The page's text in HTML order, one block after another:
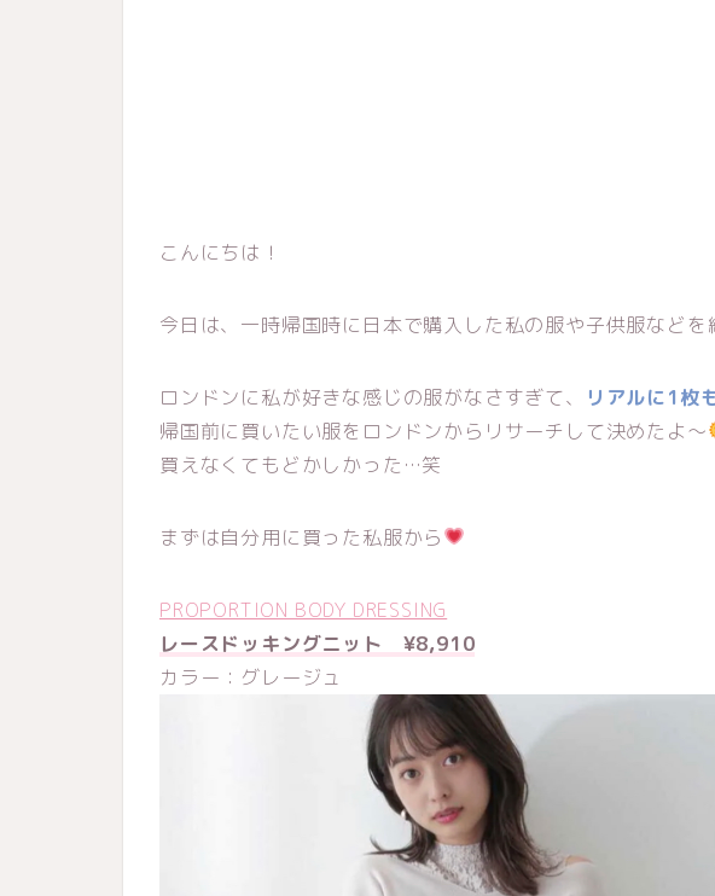
こんにちは！
今日は、一時帰国時に日本で購入した私の服や子供服などを
ロンドンに私が好きな感じの服がなさすぎて、 リアルに1枚
帰国前に買いたい服をロンドンからリサーチして決めたよ〜
買えなくてもどかしかった…笑
まずは自分用に買った私服から
PROPORTION BODY DRESSING
レースドッキングニット ¥8,910
カラー：グレージュ